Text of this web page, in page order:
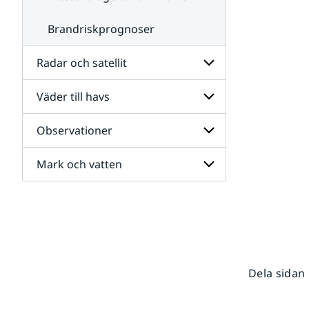
Brandriskprognoser
Radar och satellit
Undersidor
för
Radar
och
satellit
Väder till havs
Undersidor
för
Väder
till
havs
Observationer
Undersidor
för
Mark och vatten
Dela sidan